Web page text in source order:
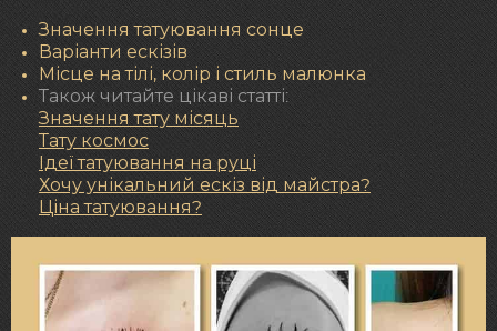
Значення татуювання сонце
Варіанти ескізів
Місце на тілі, колір і стиль малюнка
Також читайте цікаві статті:
Значення тату місяць
Тату космос
Ідеї ​​татуювання на руці
Хочу унікальний ескіз від майстра?
Ціна татуювання?